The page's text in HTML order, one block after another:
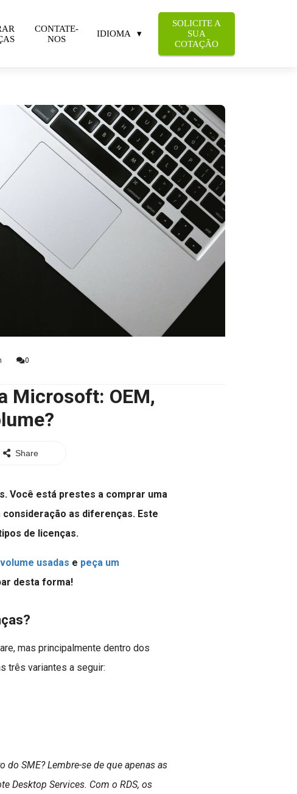
CONTATE-
NOS
IDIOMA
SOLICITE A
SUA
COTAÇÃO
0
Microsoft: OEM,
Share
Você está prestes a comprar uma
as diferenças. Este
de licenças.
usadas e peça um
desta forma!
mas principalmente dentro dos
três variantes a seguir:
SME? Lembre-se de que apenas as
Desktop Services. Com o RDS, os